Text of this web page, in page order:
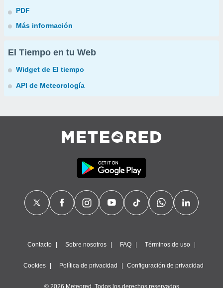
PDF
Más información
El Tiempo en tu Web
Widget de El tiempo
API de Meteorología
Contacto Sobre nosotros FAQ Términos de uso
Cookies Política de privacidad Configuración de privacidad
© 2026 Meteored. Todos los derechos reservados